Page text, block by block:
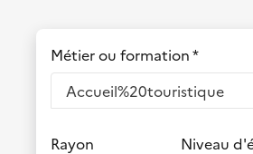
Métier ou formation *
Rayon Niveau